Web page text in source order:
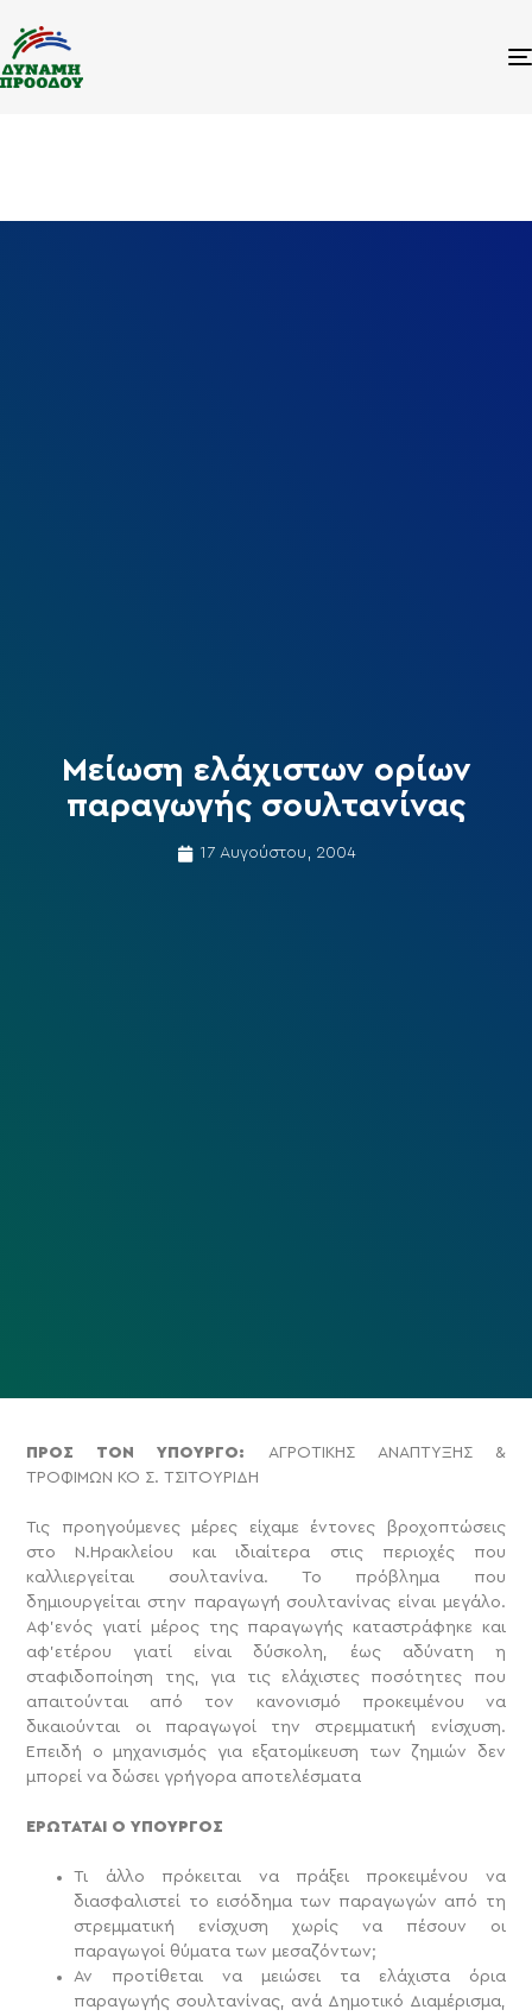
Μείωση ελάχιστων ορίων
παραγωγής σουλτανίνας
17 Αυγούστου, 2004
ΠΡΟΣ ΤΟΝ ΥΠΟΥΡΓΟ:
ΑΓΡΟΤΙΚΗΣ ΑΝΑΠΤΥΞΗΣ &
ΤΡΟΦΙΜΩΝ ΚΟ Σ. ΤΣΙΤΟΥΡΙΔΗ
Τις προηγούμενες μέρες είχαμε έντονες βροχοπτώσεις
στο Ν.Ηρακλείου και ιδιαίτερα στις περιοχές που
καλλιεργείται σουλτανίνα. Το πρόβλημα που
δημιουργείται στην παραγωγή σουλτανίνας είναι μεγάλο.
Αφ’ενός γιατί μέρος της παραγωγής καταστράφηκε και
αφ’ετέρου γιατί είναι δύσκολη, έως αδύνατη η
σταφιδοποίηση της, για τις ελάχιστες ποσότητες που
απαιτούνται από τον κανονισμό προκειμένου να
δικαιούνται οι παραγωγοί την στρεμματική ενίσχυση.
Επειδή ο μηχανισμός για εξατομίκευση των ζημιών δεν
μπορεί να δώσει γρήγορα αποτελέσματα
ΕΡΩΤΑΤΑΙ Ο ΥΠΟΥΡΓΟΣ
Τι άλλο πρόκειται να πράξει προκειμένου να
διασφαλιστεί το εισόδημα των παραγωγών από τη
στρεμματική ενίσχυση χωρίς να πέσουν οι
παραγωγοί θύματα των μεσαζόντων;
Αν προτίθεται να μειώσει τα ελάχιστα όρια
παραγωγής σουλτανίνας, ανά Δημοτικό Διαμέρισμα,